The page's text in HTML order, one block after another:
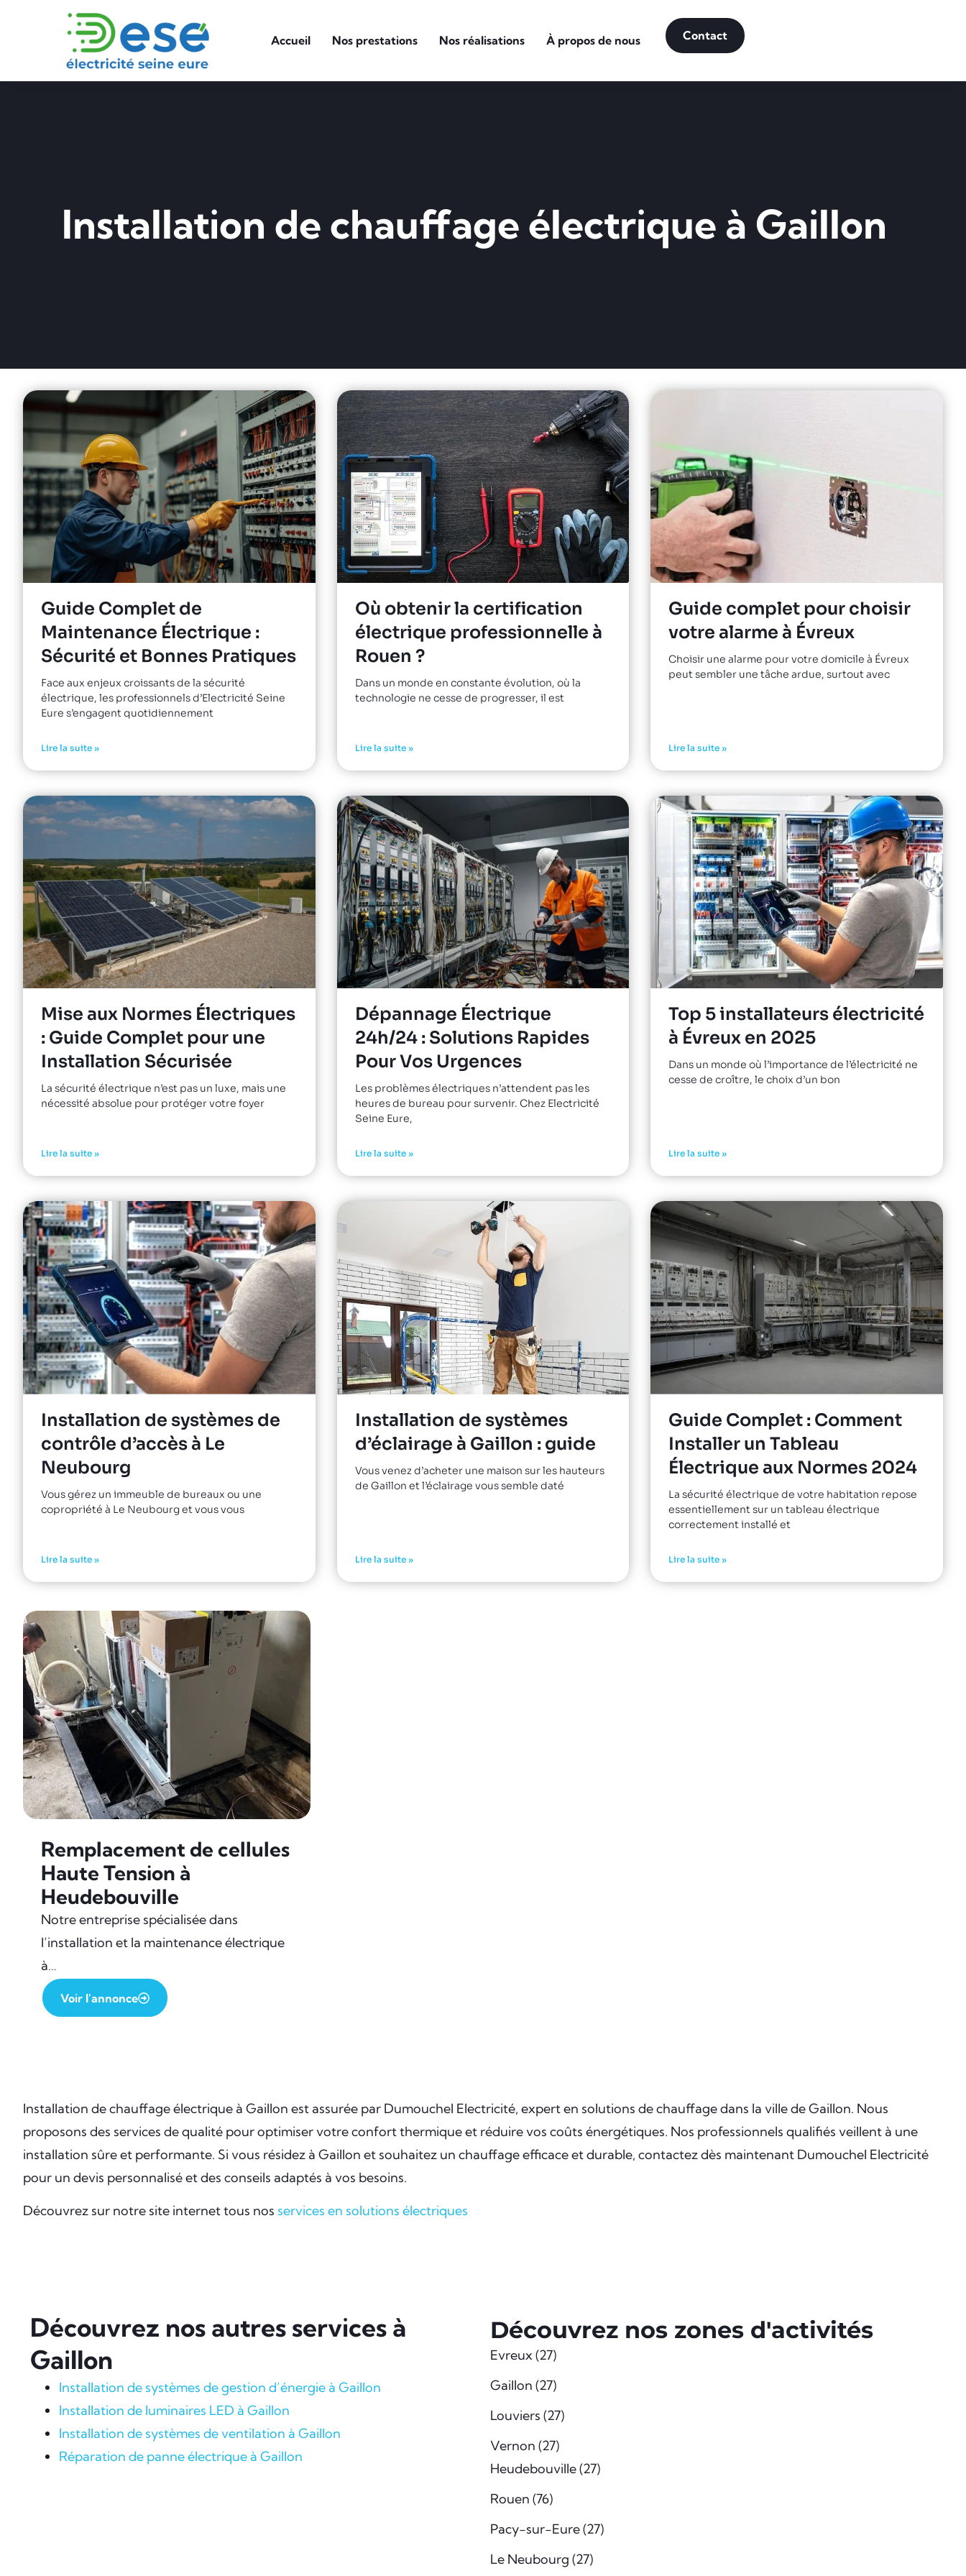
Accueil Nos prestations Nos réalisations À propos de nous Contact
Installation de chauffage électrique à Gaillon
Guide Complet de
Maintenance Électrique :
Sécurité et Bonnes Pratiques
Face aux enjeux croissants de la sécurité
électrique, les professionnels d’Electricité Seine
Eure s’engagent quotidiennement
Lire la suite »
Où obtenir la certification
électrique professionnelle à
Rouen ?
Dans un monde en constante évolution, où la
technologie ne cesse de progresser, il est
Lire la suite »
Guide complet pour choisir
votre alarme à Évreux
Choisir une alarme pour votre domicile à Évreux
peut sembler une tâche ardue, surtout avec
Lire la suite »
Mise aux Normes Électriques
: Guide Complet pour une
Installation Sécurisée
La sécurité électrique n’est pas un luxe, mais une
nécessité absolue pour protéger votre foyer
Lire la suite »
Dépannage Électrique
24h/24 : Solutions Rapides
Pour Vos Urgences
Les problèmes électriques n’attendent pas les
heures de bureau pour survenir. Chez Electricité
Seine Eure,
Lire la suite »
Top 5 installateurs électricité
à Évreux en 2025
Dans un monde où l’importance de l’électricité ne
cesse de croître, le choix d’un bon
Lire la suite »
Installation de systèmes de
contrôle d’accès à Le
Neubourg
Vous gérez un immeuble de bureaux ou une
copropriété à Le Neubourg et vous vous
Lire la suite »
Installation de systèmes
d’éclairage à Gaillon : guide
Vous venez d’acheter une maison sur les hauteurs
de Gaillon et l’éclairage vous semble daté
Lire la suite »
Guide Complet : Comment
Installer un Tableau
Électrique aux Normes 2024
La sécurité électrique de votre habitation repose
essentiellement sur un tableau électrique
correctement installé et
Lire la suite »
Remplacement de cellules
Haute Tension à
Heudebouville
Notre entreprise spécialisée dans
l’installation et la maintenance électrique
à…
Voir l'annonce
Installation de chauffage électrique à Gaillon est assurée par Dumouchel Electricité, expert en solutions de chauffage dans la ville de Gaillon. Nous
proposons des services de qualité pour optimiser votre confort thermique et réduire vos coûts énergétiques. Nos professionnels qualifiés veillent à une
installation sûre et performante. Si vous résidez à Gaillon et souhaitez un chauffage efficace et durable, contactez dès maintenant Dumouchel Electricité
pour un devis personnalisé et des conseils adaptés à vos besoins.
Découvrez sur notre site internet tous nos services en solutions électriques
Découvrez nos autres services à
Gaillon
Installation de systèmes de gestion d’énergie à Gaillon
Installation de luminaires LED à Gaillon
Installation de systèmes de ventilation à Gaillon
Réparation de panne électrique à Gaillon
Découvrez nos zones d'activités
Evreux (27)
Gaillon (27)
Louviers (27)
Vernon (27)
Heudebouville (27)
Rouen (76)
Pacy-sur-Eure (27)
Le Neubourg (27)